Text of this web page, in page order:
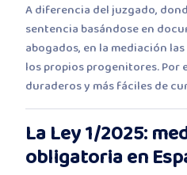
A diferencia del juzgado,
sentencia basándose en
abogados, en la mediación
los propios progenitores. Por
duraderos y más fáciles de
La Ley 1/2025:
obligatoria en